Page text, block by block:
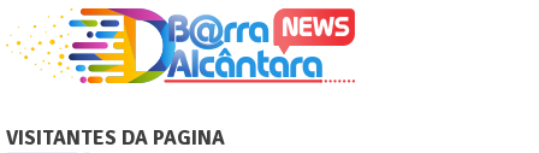
VISITANTES DA PAGINA